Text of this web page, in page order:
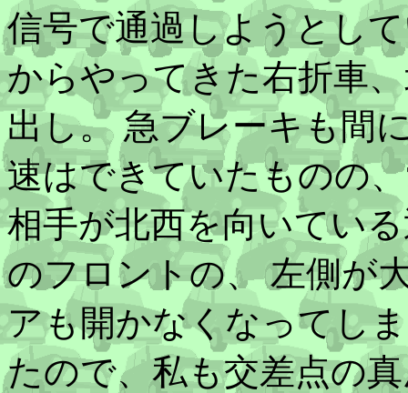
信号で通過しようとし
からやってきた右折車
出し。 急ブレーキも間
速はできていたものの
相手が北西を向いてい
のフロントの、 左側が
アも開かなくなってし
たので、私も交差点の